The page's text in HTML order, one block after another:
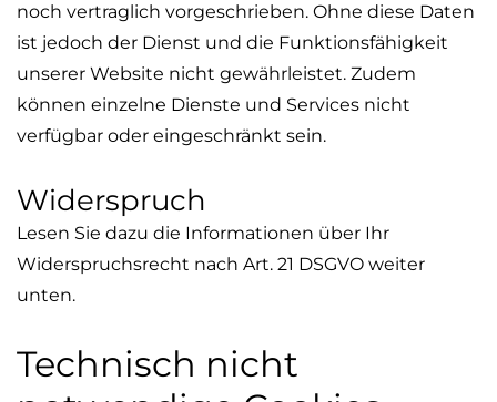
noch vertraglich vorgeschrieben. Ohne diese Daten
ist jedoch der Dienst und die Funktionsfähigkeit
unserer Website nicht gewährleistet. Zudem
können einzelne Dienste und Services nicht
verfügbar oder eingeschränkt sein.
Widerspruch
Lesen Sie dazu die Informationen über Ihr
Widerspruchsrecht nach Art. 21 DSGVO weiter
unten.
Technisch nicht